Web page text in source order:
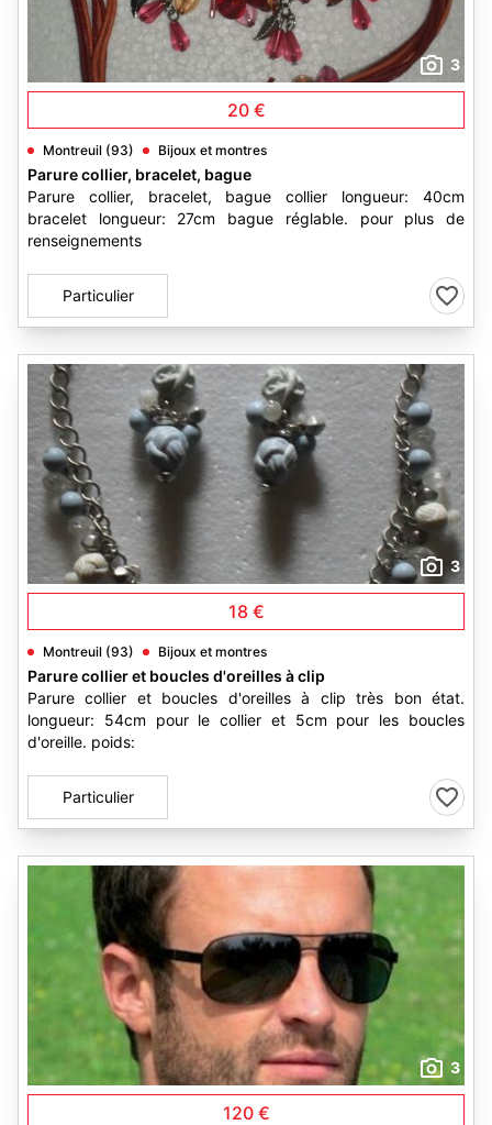
3
20 €
Montreuil (93) Bijoux et montres
Parure collier, bracelet, bague
Parure collier, bracelet, bague collier longueur: 40cm
bracelet longueur: 27cm bague réglable. pour plus de
renseignements
Particulier
3
18 €
Montreuil (93) Bijoux et montres
Parure collier et boucles d'oreilles à clip
Parure collier et boucles d'oreilles à clip très bon état.
longueur: 54cm pour le collier et 5cm pour les boucles
d'oreille. poids:
Particulier
3
120 €